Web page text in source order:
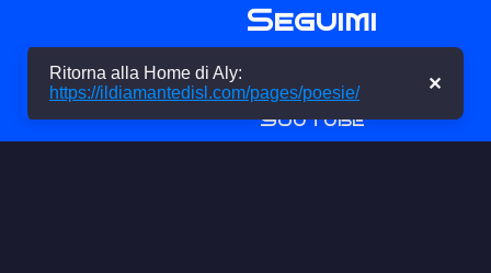
Ritorna alla Home di Aly:
https://ildiamantedisl.com/pages/poesie/
✕
Seguimi
YouTube